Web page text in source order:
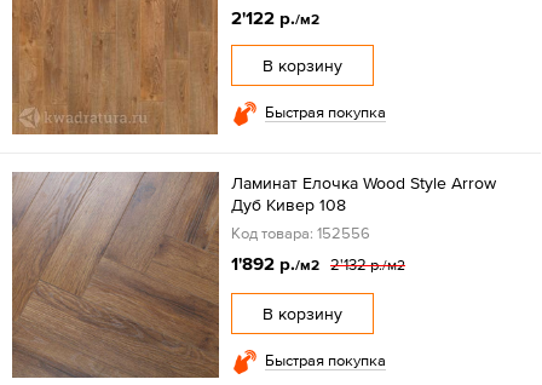
2'122 р./м2
В корзину
Быстрая покупка
Ламинат Елочка Wood Style Arrow
Дуб Кивер 108
Код товара: 152556
1'892 р./м2 2'132 р./м2
В корзину
Быстрая покупка